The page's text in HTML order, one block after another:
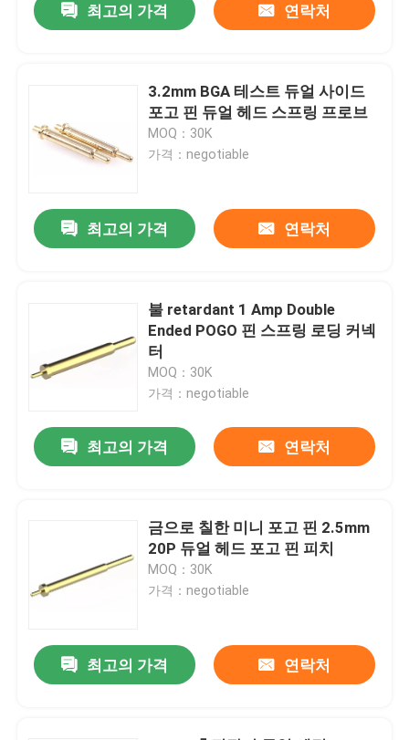
품질 관리
뉴스
경우
직각 POGO 핀
더블 엔드 포고 핀
스레드 된 POGO 핀
자석 POGO 핀
최고의 가격 연락처
3.2mm BGA 테스트 듀얼 사이드
포고 핀 듀얼 헤드 스프링 프로브
MOQ：30K
가격：negotiable
최고의 가격 연락처
불 retardant 1 Amp Double
Ended POGO 핀 스프링 로딩 커넥
터
MOQ：30K
가격：negotiable
최고의 가격 연락처
금으로 칠한 미니 포고 핀 2.5mm
20P 듀얼 헤드 포고 핀 피치
MOQ：30K
가격：negotiable
최고의 가격 연락처